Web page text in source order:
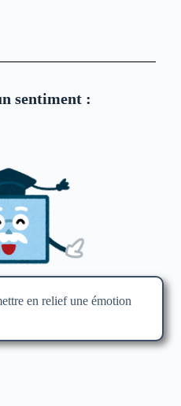
sentiment :
en relief une émotion